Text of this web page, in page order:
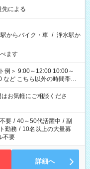
による
からバイク・車 / 浄水駅か
ます
間帯も
お気軽にご相談くださ
要 / 40～50代活躍中 / 副
勤務 / 10名以上の大量募
不要
詳細へ